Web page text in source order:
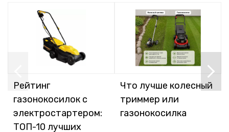
Рейтинг
газонокосилок с
электростартером:
ТОП-10 лучших
Что лучше колесный
триммер или
газонокосилка